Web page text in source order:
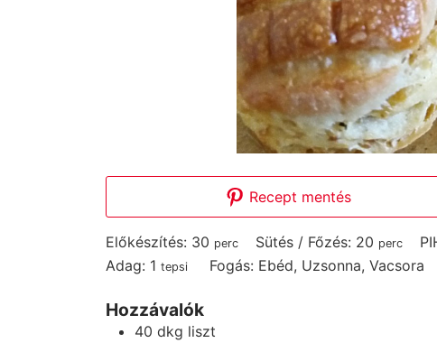
Recept mentés
Előkészítés: 30 perc
perc Sütés / Főzés: 20 perc
perc
Adag: 1 tepsi Fogás: Ebéd, Uzsonna, Vacsora
Hozzávalók
40 dkg liszt